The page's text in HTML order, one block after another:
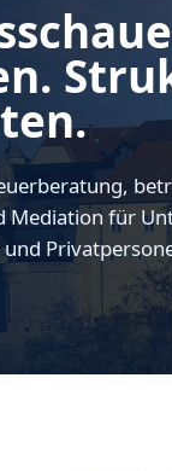
Mediation für